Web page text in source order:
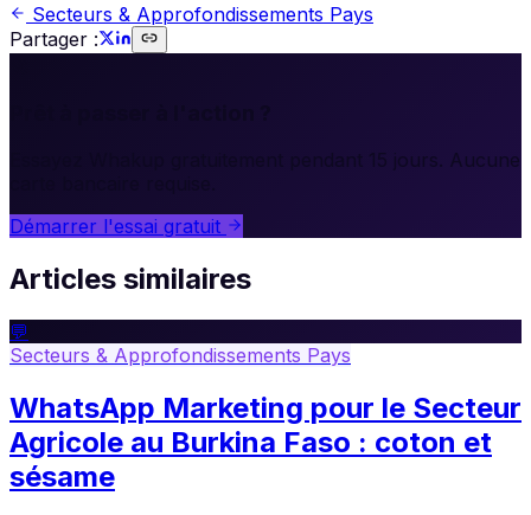
Secteurs & Approfondissements Pays
Partager :
Essayez Whakup gratuitement pendant 15 jours. Aucune
Démarrer l'essai gratuit
Articles similaires
💬
Secteurs & Approfondissements Pays
WhatsApp Marketing pour le Secteur
Agricole au Burkina Faso : coton et
sésame